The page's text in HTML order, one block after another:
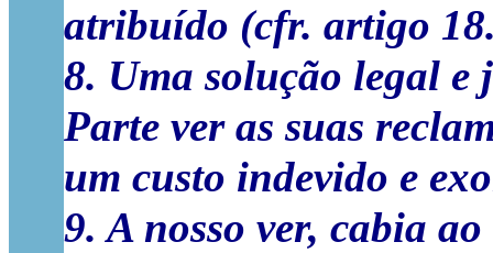
atribuído (cfr. artigo
8. Uma solução legal e
Parte ver as suas
um custo indevido e
9. A nosso ver, cabia